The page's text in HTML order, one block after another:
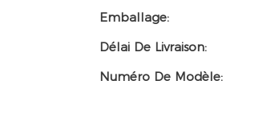
Emballage:
Délai De Livraison:
Numéro De Modèle: